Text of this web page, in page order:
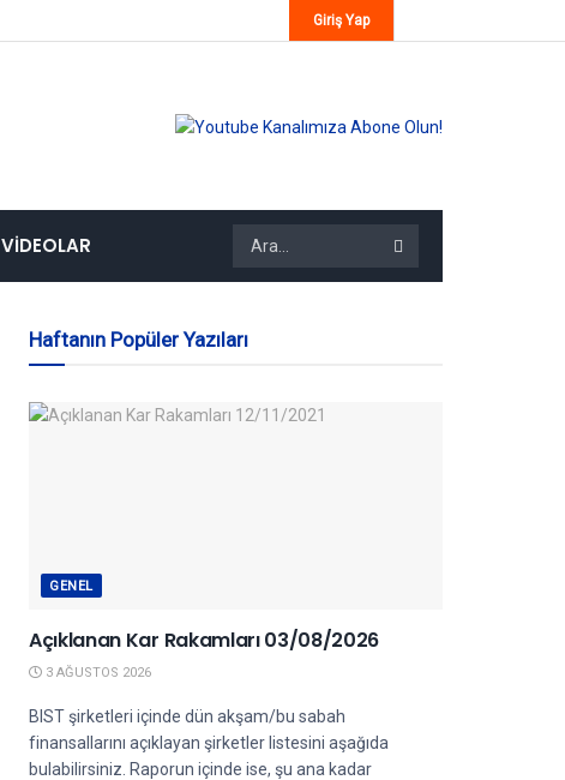
Giriş Yap
VIDEOLAR
Haftanın Popüler Yazıları
GENEL
Açıklanan Kar Rakamları 03/08/2026
3 AĞUSTOS 2026
BIST şirketleri içinde dün akşam/bu sabah
finansallarını açıklayan şirketler listesini aşağıda
bulabilirsiniz. Raporun içinde ise, şu ana kadar